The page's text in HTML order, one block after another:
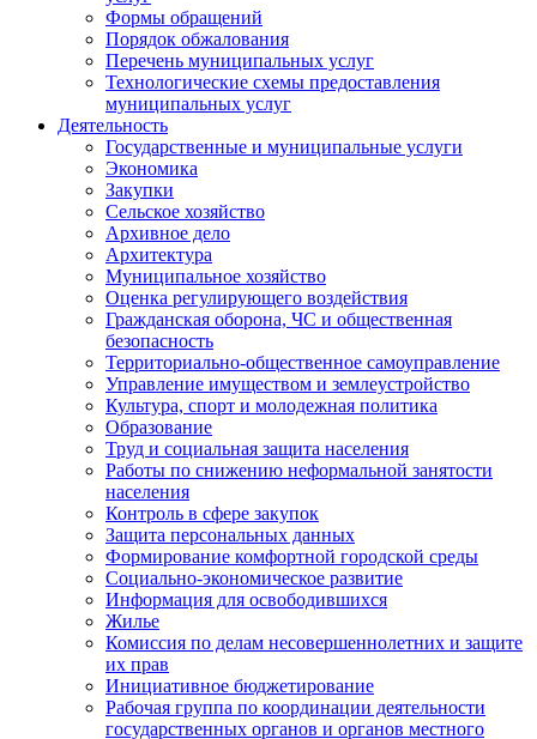
Формы обращений
Порядок обжалования
Перечень муниципальных услуг
Технологические схемы предоставления
муниципальных услуг
Деятельность
Государственные и муниципальные услуги
Экономика
Закупки
Сельское хозяйство
Архивное дело
Архитектура
Муниципальное хозяйство
Оценка регулирующего воздействия
Гражданская оборона, ЧС и общественная
безопасность
Территориально-общественное самоуправление
Управление имуществом и землеустройство
Культура, спорт и молодежная политика
Образование
Труд и социальная защита населения
Работы по снижению неформальной занятости
населения
Контроль в сфере закупок
Защита персональных данных
Формирование комфортной городской среды
Социально-экономическое развитие
Информация для освободившихся
Жилье
Комиссия по делам несовершеннолетних и защите
их прав
Инициативное бюджетирование
Рабочая группа по координации деятельности
государственных органов и органов местного